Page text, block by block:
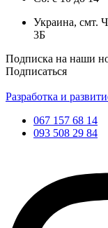
Украина, смт.
3Б
Подписка на наши
Подписаться
Разработка и
067 157 68 14
093 508 29 84